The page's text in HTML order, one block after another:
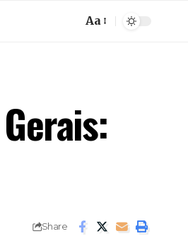
Font
Aa
Share